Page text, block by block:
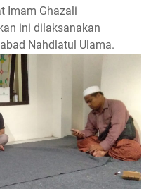
Imam Ghazali
ini dilaksanakan
Nahdlatul Ulama.